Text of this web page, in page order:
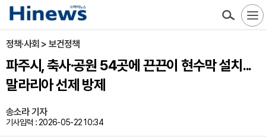
정책·사회 > 보건정책
파주시, 축사·공원 54곳에 끈끈이 현수막 설치...
말라리아 선제 방제
송소라 기자
기사입력 : 2026-05-22 10:34